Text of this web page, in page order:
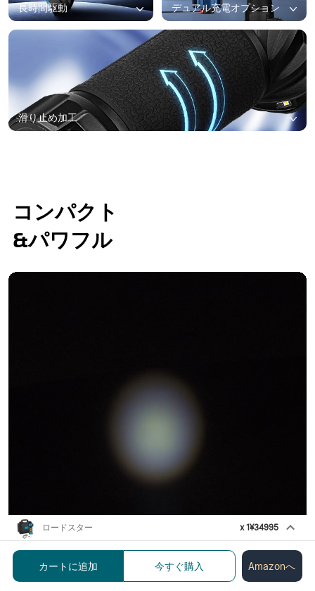
応 デュアルビーム LED懐中電灯
ロードスター x1¥34995
カートに追加 今すぐ購入 Amazonへ
長時間駆動 デュアル充電オプション
滑り止め加工
コンパクト
&パワフル